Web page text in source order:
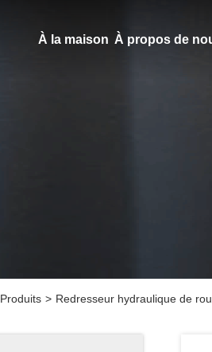
À la maison À propos de
Produits > Redresseur hydraulique de